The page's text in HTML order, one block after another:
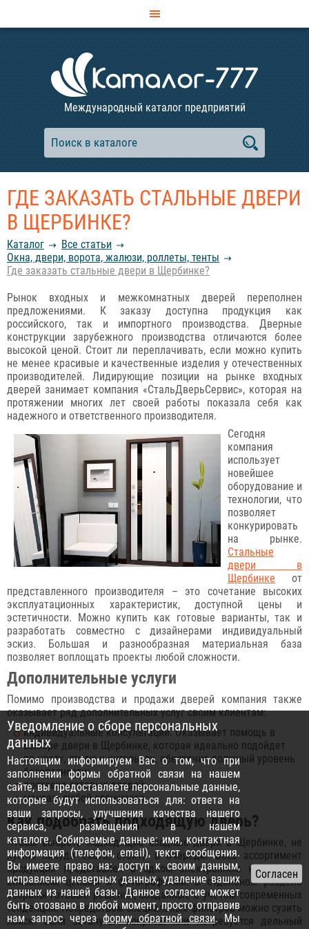
Международный каталог предприятий
ГДЕ ЗАКАЗАТЬ СТАЛЬНЫЕ ДВЕРИ
В ЩЕРБИНКЕ?
Каталог
Все статьи
Окна, двери, ворота, жалюзи, роллеты, тенты
Где заказать стальные двери в Щербинке?
Рынок входных и межкомнатных дверей переполнен
предложениями. К заказу доступна продукция как
российского, так и импортного производства. Дверные
конструкции зарубежного производства отличаются более
высокой ценой. Стоит ли переплачивать, если можно купить
не менее красивые и качественные изделия у отечественных
производителей. Лидирующие позиции на рынке входных
дверей занимает компания «СтальДверьСервис», которая на
протяжении многих лет своей работы показала себя как
надежного и ответственного производителя.
Сегодня
компания
использует
новейшее
оборудование и
технологии, что
позволяет
конкурировать
на рынке.
Стальные
двери в
Щербинке от
представленного производителя – это сочетание высоких
эксплуатационных характеристик, доступной цены и
эстетичности. Можно купить как готовые варианты, так и
разработать совместно с дизайнерами индивидуальный
эскиз. Большая и разнообразная материальная база
позволяет воплощать проекты любой сложности.
Дополнительные услуги
Помимо производства и продажи дверей компания также
оказывает ряд дополнительных услуг своим клиентам:
индивидуальные консультации. Оказывает помощь в
выборе двери в Щербинке, которая идеально подойдет
по цвету, стилю к интерьеру, обеспечит должный уровень
безопасности;
доставка готовых дверей;
монтаж любой сложности.
Как подобрать подходящую дверь?
Чтобы выбрать подходящие входные двери в Щербинке, не
нужно никуда ехать, стоять в очереди. Весь ассортимент
продукции представлен в одном электронном каталоге с
описанием, ценами и фотографиями. В отдельном разделе
собраны готовые решения, созданные с учетом современных
тенденций. Посредством специальных фильтров можно сузить
поиск. Если останутся вопросы или потребуется дельный
Уведомление о сборе персональных
данных
Настоящим информируем Вас о том, что при
заполнении формы обратной связи на нашем
сайте, вы предоставляете персональные данные,
которые будут использоваться для: ответа на
ваши запросы, улучшения качества нашего
сервиса, размещения в нашем
каталоге. Собираемые данные: имя, контактная
информация (телефон, email), текст сообщения.
Вы имеете право на: доступ к своим данным,
исправление неверных данных, удаление ваших
данных из нашей базы. Данное согласие может
быть отозвано в любой момент, просто отправив
нам запрос черезформу обратной связи. Мы